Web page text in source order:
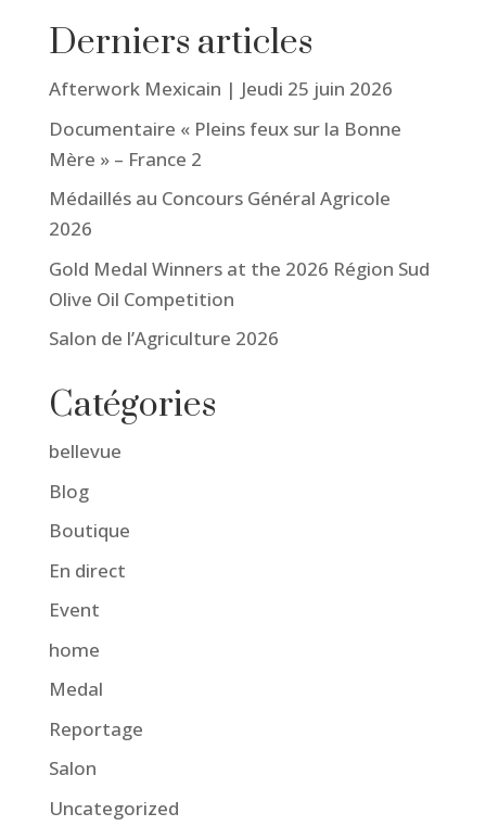
Derniers articles
Afterwork Mexicain | Jeudi 25 juin 2026
Documentaire « Pleins feux sur la Bonne
Mère » – France 2
Médaillés au Concours Général Agricole
2026
Gold Medal Winners at the 2026 Région Sud
Olive Oil Competition
Salon de l’Agriculture 2026
Catégories
bellevue
Blog
Boutique
En direct
Event
home
Medal
Reportage
Salon
Uncategorized